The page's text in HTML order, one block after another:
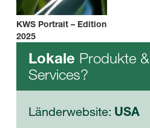
KWS Portrait – Edition
2025
Lokale Produkte &
Services?
Länderwebsite: USA